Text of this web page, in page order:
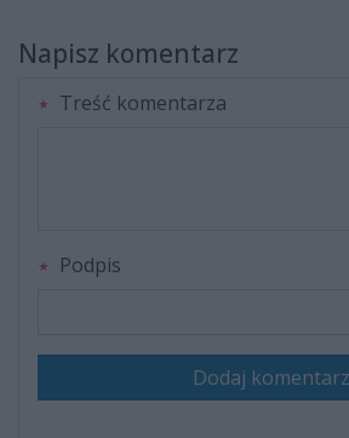
Napisz komentarz
Treść komentarza
Podpis
Dodaj komentarz